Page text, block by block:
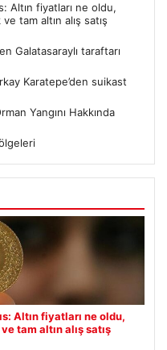
Altın fiyatları ne oldu,
tam altın alış satış
Galatasaraylı taraftarı
Karatepe’den suikast
Yangını Hakkında
Altın fiyatları ne oldu,
tam altın alış satış